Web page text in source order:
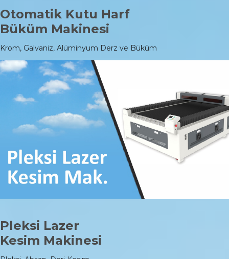
Otomatik Kutu Harf
Büküm Makinesi
Krom, Galvaniz, Alüminyum Derz ve Büküm
Pleksi Lazer
Kesim Makinesi